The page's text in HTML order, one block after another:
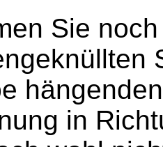
Sie
in